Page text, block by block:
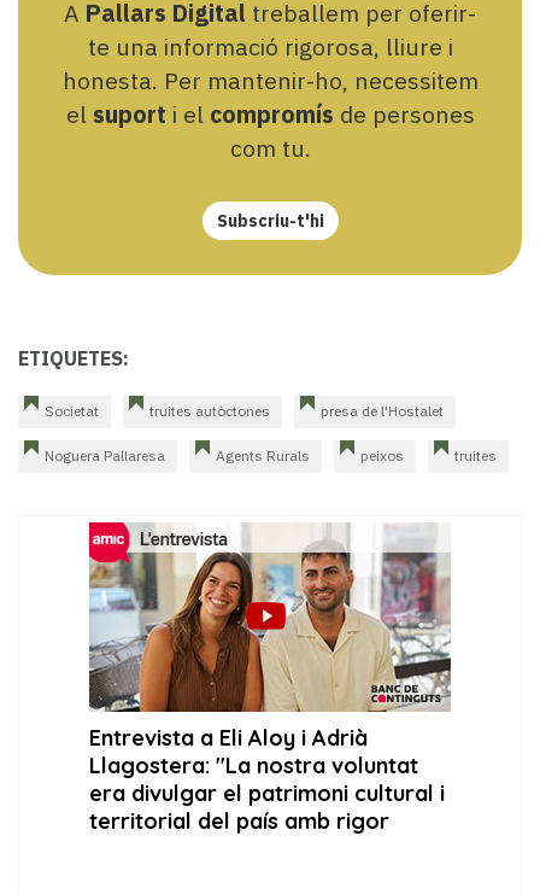
A Pallars Digital treballem per oferir-
te una informació rigorosa, lliure i
honesta. Per mantenir-ho, necessitem
el suport i el compromís de persones
com tu.
Subscriu-t'hi
ETIQUETES:
Societat truites autòctones presa de l'Hostalet
Noguera Pallaresa Agents Rurals peixos truites